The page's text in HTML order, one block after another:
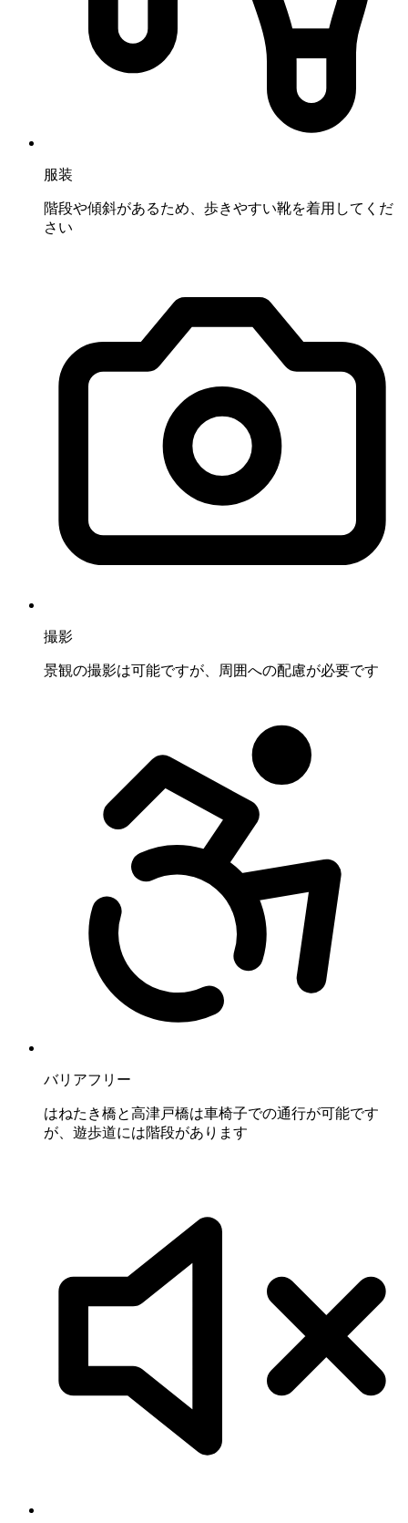
服装
階段や傾斜があるため、歩きやすい靴を着用してくだ
さい
撮影
景観の撮影は可能ですが、周囲への配慮が必要です
バリアフリー
はねたき橋と高津戸橋は車椅子での通行が可能です
が、遊歩道には階段があります